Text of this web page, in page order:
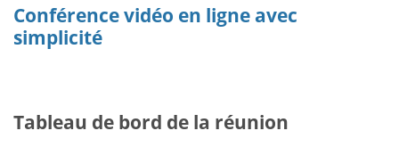
Conférence vidéo en ligne avec
simplicité
Tableau de bord de la réunion